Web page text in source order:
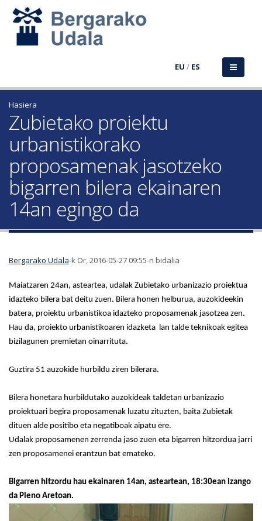
EU / ES
Hasiera
Zubietako proiektu
urbanistikorako
proposamenak jasotzeko
bigarren bilera ekainaren
14an egingo da
Bergarako Udala-k Or, 2016-05-27 09:55-n bidalia
Maiatzaren 24an, asteartea, udalak Zubietako urbanizazio proiektua
idazteko bilera bat deitu zuen. Bilera honen helburua, auzokideekin
batera, proiektu urbanistikoa idazteko proposamenak jasotzea zen.
Hau da, proiekto urbanistikoaren idazketa lan talde teknikoak egitea
bizilagunen premietan oinarrituta.
Guztira 51 auzokide hurbildu ziren bilerara.
Bilera honetara hurbildutako auzokideak taldetan urbanizazio
proiektuari begira proposamenak luzatu zituzten, baita Zubietak
dituen alde positibo eta negatiboak aipatu ere.
Udalak proposamenen zerrenda jaso zuen eta bigarren hitzordua jarri
zen proposamenei erantzun bat emateko.
Bigarren hitzordu hau ekainaren 14an, asteartean, 18:30ean izango
da Pleno Aretoan.